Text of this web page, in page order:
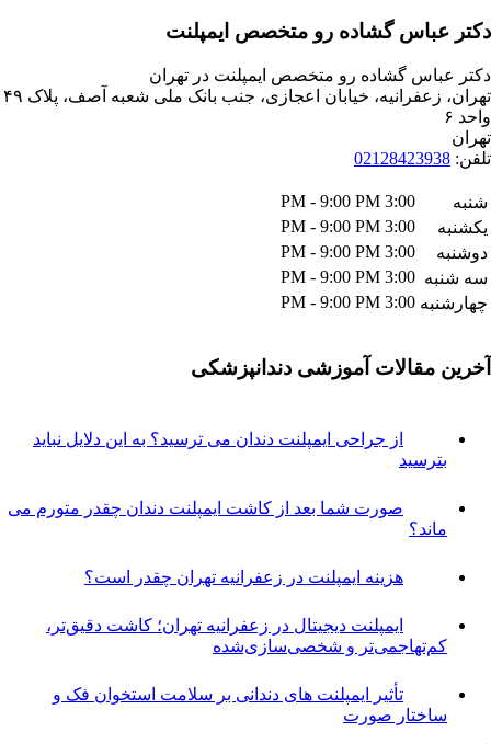
گشاده رو متخصص ایمپلنت
گشاده رو متخصص ایمپلنت در تهران
تهران، زعفرانیه، خیابان اعجازی، جنب بانک ملی شعبه آصف، پلاک ۴۹
3:00 PM - 9:00 PM
3:00 PM - 9:00 PM
3:00 PM - 9:00 PM
3:00 PM - 9:00 PM
3:00 PM - 9:00 PM
مقالات آموزشی دندانپزشکی
از جراحی ایمپلنت دندان می ترسید؟ به این دلایل نباید
صورت شما بعد از کاشت ایمپلنت دندان چقدر متورم می
هزینه ایمپلنت در زعفرانیه تهران چقدر است؟
ایمپلنت دیجیتال در زعفرانیه تهران؛ کاشت دقیق‌تر،
و شخصی‌سازی‌شده
تأثیر ایمپلنت های دندانی بر سلامت استخوان فک و
صورت